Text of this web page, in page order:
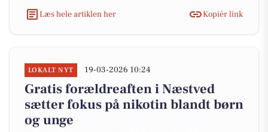
Læs hele artiklen her
Kopiér link
LOKALT NYT 19-03-2026 10:24
Gratis forældreaften i Næstved
sætter fokus på nikotin blandt børn
og unge